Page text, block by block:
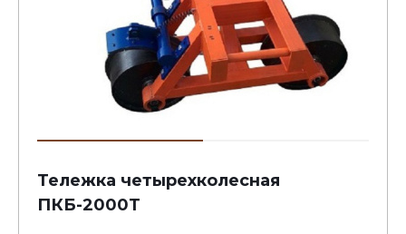
Тележка четырехколесная
ПКБ-2000Т